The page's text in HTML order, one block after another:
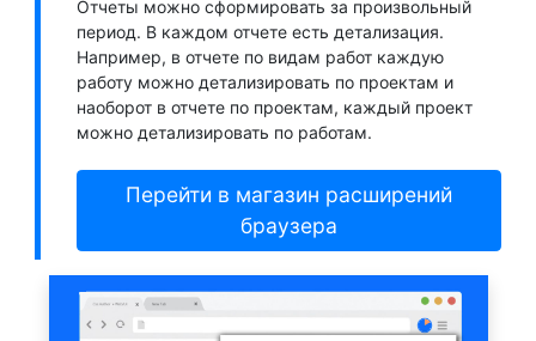
Отчеты можно сформировать за произвольный
период. В каждом отчете есть детализация.
Например, в отчете по видам работ каждую
работу можно детализировать по проектам и
наоборот в отчете по проектам, каждый проект
можно детализировать по работам.
Перейти в магазин расширений
браузера